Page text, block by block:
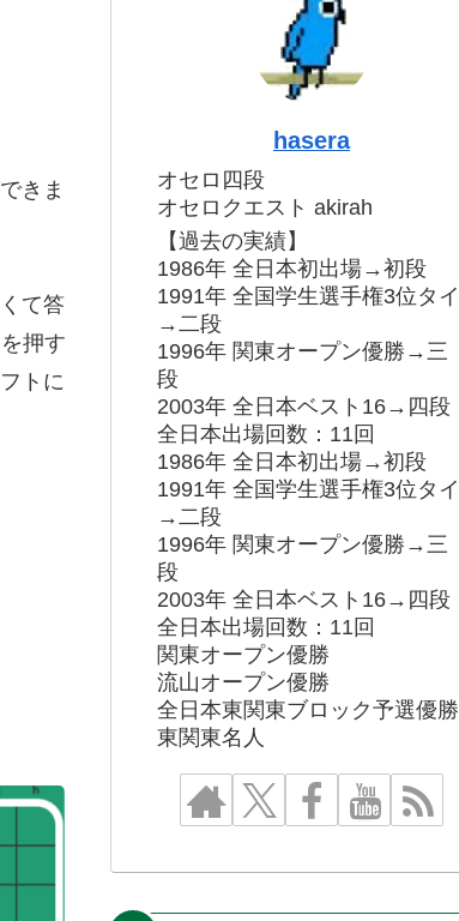
きま
て答
押す
トに
hasera
オセロ四段
オセロクエスト akirah
【過去の実績】
1986年 全日本初出場→初段
1991年 全国学生選手権3位タイ
→二段
1996年 関東オープン優勝→三
段
2003年 全日本ベスト16→四段
全日本出場回数：11回
1986年 全日本初出場→初段
1991年 全国学生選手権3位タイ
→二段
1996年 関東オープン優勝→三
段
2003年 全日本ベスト16→四段
全日本出場回数：11回
関東オープン優勝
流山オープン優勝
全日本東関東ブロック予選優勝
東関東名人